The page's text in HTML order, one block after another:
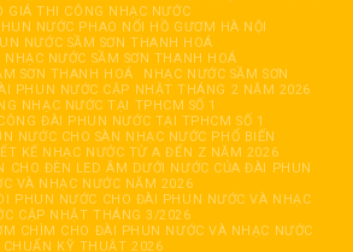
GIÁ THI CÔNG NHẠC NƯỚC
NƯỚC PHAO NỔI HỒ GƯƠM HÀ NỘI
NƯỚC SẦM SƠN THANH HOÁ
NHẠC NƯỚC SẦM SƠN THANH HOÁ
SƠN THANH HOÁ
NHẠC NƯỚC SẦM SƠN
PHUN NƯỚC CẬP NHẬT THÁNG 2 NĂM 2026
NHẠC NƯỚC TẠI TPHCM SỐ 1
ĐÀI PHUN NƯỚC TẠI TPHCM SỐ 1
NƯỚC CHO SÀN NHẠC NƯỚC PHỔ BIẾN
KẾ NHẠC NƯỚC TỪ A ĐẾN Z NĂM 2026
CHO ĐÈN LED ÂM DƯỚI NƯỚC CỦA ĐÀI PHUN
VÀ NHẠC NƯỚC NĂM 2026
PHUN NƯỚC CHO ĐÀI PHUN NƯỚC VÀ NHẠC
CẬP NHẬT THÁNG 3/2026
CHÌM CHO ĐÀI PHUN NƯỚC VÀ NHẠC NƯỚC
CHUẨN KỸ THUẬT 2026